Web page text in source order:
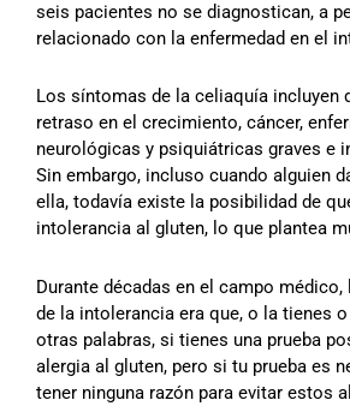
seis pacientes no se diagnostican, a
relacionado con la enfermedad en el
Los síntomas de la celiaquía incluyen
retraso en el crecimiento, cáncer,
neurológicas y psiquiátricas graves e
Sin embargo, incluso cuando alguien
ella, todavía existe la posibilidad de
intolerancia al gluten, lo que plantea
Durante décadas en el campo médico,
de la intolerancia era que, o la tienes
otras palabras, si tienes una prueba
alergia al gluten, pero si tu prueba es
tener ninguna razón para evitar estos